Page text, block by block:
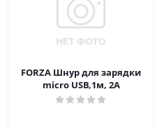
FORZA Шнур для зарядки
micro USB,1м, 2А